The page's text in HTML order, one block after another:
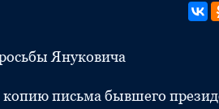
Януковича
копию письма бывшего